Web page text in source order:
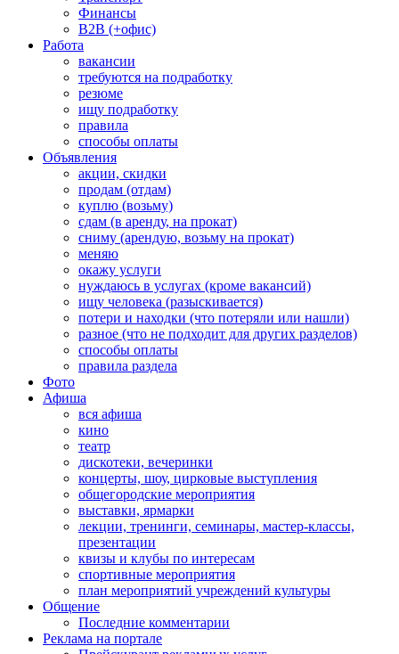
Финансы
B2B (+офис)
Работа
вакансии
требуются на подработку
резюме
ищу подработку
правила
способы оплаты
Объявления
акции, скидки
продам (отдам)
куплю (возьму)
сдам (в аренду, на прокат)
сниму (арендую, возьму на прокат)
меняю
окажу услуги
нуждаюсь в услугах (кроме вакансий)
ищу человека (разыскивается)
потери и находки (что потеряли или нашли)
разное (что не подходит для других разделов)
способы оплаты
правила раздела
Фото
Афиша
вся афиша
кино
театр
дискотеки, вечеринки
концерты, шоу, цирковые выступления
общегородские мероприятия
выставки, ярмарки
лекции, тренинги, семинары, мастер-классы,
презентации
квизы и клубы по интересам
спортивные мероприятия
план мероприятий учреждений культуры
Общение
Последние комментарии
Реклама на портале